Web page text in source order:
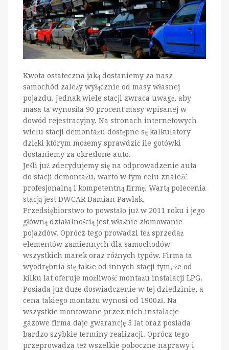
Kwota ostateczna jaką dostaniemy za nasz
samochód zależy wyłącznie od masy własnej
pojazdu. Jednak wiele stacji zwraca uwagę, aby
masa ta wynosiła 90 procent masy wpisanej w
dowód rejestracyjny. Na stronach internetowych
wielu stacji demontażu dostępne są kalkulatory
dzięki którym możemy sprawdzić ile gotówki
dostaniemy za określone auto.
Jeśli już zdecydujemy się na odprowadzenie auta
do stacji demontażu, warto w tym celu znaleźć
profesjonalną i kompetentną firmę. Wartą polecenia
stacją jest DWCAR Damian Pawlak.
Przedsiębiorstwo to powstało już w 2011 roku i jego
główną działalnością jest właśnie złomowanie
pojazdów. Oprócz tego prowadzi też sprzedaż
elementów zamiennych dla samochodów
wszystkich marek oraz różnych typów. Firma ta
wyodrębnia się także od innych stacji tym, że od
kilku lat oferuje możliwość montażu instalacji LPG.
Posiada już duże doświadczenie w tej dziedzinie, a
cena takiego montażu wynosi od 1900zł. Na
wszystkie montowane przez nich instalacje
gazowe firma daje gwarancję 3 lat oraz posiada
bardzo szybkie terminy realizacji. Oprócz tego
przeprowadza też wszelkie poboczne naprawy i